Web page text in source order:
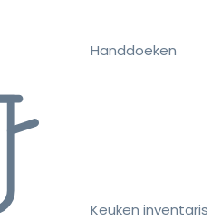
Handdoeken
Keuken inventaris